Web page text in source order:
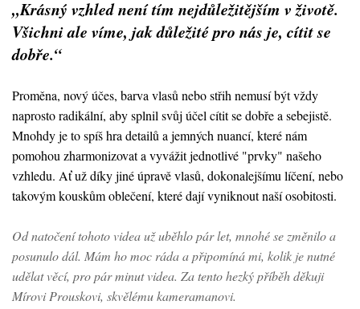
„Krásný vzhled není tím nejdůležitějším v životě.
Všichni ale víme, jak důležité pro nás je, cítit se
dobře.“
Proměna, nový účes, barva vlasů nebo střih nemusí být vždy
naprosto radikální, aby splnil svůj účel cítit se dobře a sebejistě.
Mnohdy je to spíš hra detailů a jemných nuancí, které nám
pomohou zharmonizovat a vyvážit jednotlivé "prvky" našeho
vzhledu. Ať už díky jiné úpravě vlasů, dokonalejšímu líčení, nebo
takovým kouskům oblečení, které dají vyniknout naší osobitosti.
Od natočení tohoto videa už uběhlo pár let, mnohé se změnilo a
posunulo dál. Mám ho moc ráda a připomíná mi, kolik je nutné
udělat věcí, pro pár minut videa. Za tento hezký příběh děkuji
Mírovi Prouskovi, skvělému kameramanovi.